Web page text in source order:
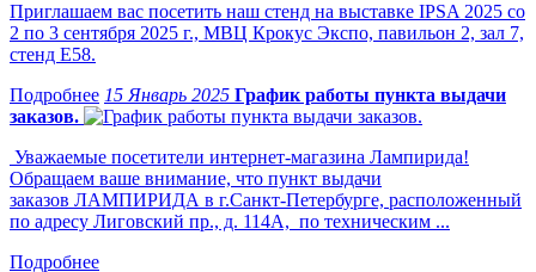
Приглашаем вас посетить наш стенд на выставке IPSA 2025 со
2 по 3 сентября 2025 г., МВЦ Крокус Экспо, павильон 2, зал 7,
стенд Е58.
15 Январь 2025 График работы пункта выдачи
заказов.
Уважаемые посетители интернет-магазина Лампирида!
Обращаем ваше внимание, что пункт выдачи
заказов ЛАМПИРИДА в г.Санкт-Петербурге, расположенный
по адресу Лиговский пр., д. 114А, по техническим ...